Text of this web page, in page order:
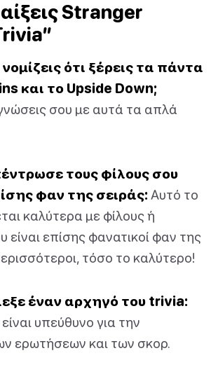
Stranger
ότι ξέρεις τα πάντα
και το Upside Down;
σου με αυτά τα απλά
τους φίλους σου
φαν της σειράς: Αυτό το
καλύτερα με φίλους ή
είναι επίσης φανατικοί φαν της
τόσο το καλύτερο!
έναν αρχηγό του trivia:
υπεύθυνο για την
ερωτήσεων και των σκορ.